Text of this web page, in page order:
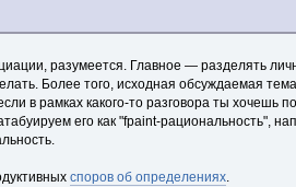
разумеется. Главное — разделять
Более того, исходная обсуждаемая
в рамках какого-то разговора ты хочешь
его как "fpaint-рациональность",
споров об определениях.